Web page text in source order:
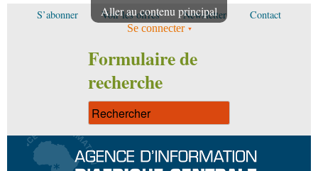
Aller au contenu principal
S’abonner Voir les offres Newsletter Contact
Se connecter
Formulaire de
recherche